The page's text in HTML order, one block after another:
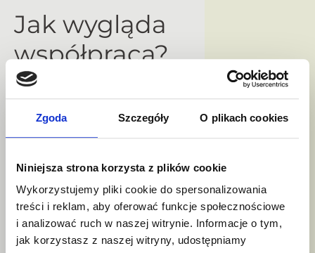
Zgoda Szczegóły O plikach cookies
Niniejsza strona korzysta z plików cookie
Wykorzystujemy pliki cookie do spersonalizowania
treści i reklam, aby oferować funkcje społecznościowe
i analizować ruch w naszej witrynie. Informacje o tym,
jak korzystasz z naszej witryny, udostępniamy
Jak wygląda
współpraca?
Korzystając z usług poradni dietetycznej w Katowicach
przybraniu wagi. Każda terapia dietetyczna jest
dopasowana do jego stylu życia, godzin pracy, aktywności
żywieniowych. Pakiet terapeutyczny obejmuje: